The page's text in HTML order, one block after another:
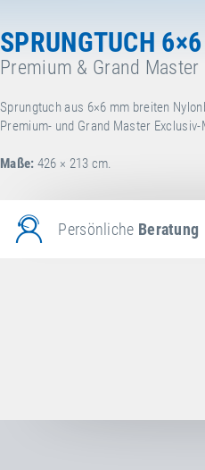
SPRUNGTUCH
Premium & Grand Master
Sprungtuch aus 6×6 mm breiten
Premium- und Grand Master
Maße: 426 × 213 cm.
Persönliche Beratung